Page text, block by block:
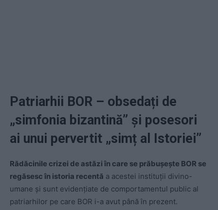
Patriarhii BOR – obsedați de
„simfonia bizantină” și posesori
ai unui pervertit „simț al Istoriei”
Rădăcinile crizei de astăzi în care se prăbușește BOR se
regăsesc în istoria recentă a acestei instituții divino-
umane și sunt evidențiate de comportamentul public al
patriarhilor pe care BOR i-a avut până în prezent.